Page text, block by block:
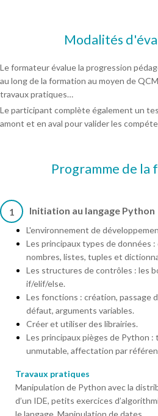
Modalités
Le formateur évalue la progression
au long de la formation au moyen de
travaux pratiques…
Le participant complète également un
amont et en aval pour valider les
Programme de la
1 Initiation au langage Python
L'environnement de
Les principaux types de données :
nombres, listes, tuples et
Les structures de contrôles : les
if/elif/else.
Les fonctions : création, passage
défaut, arguments variables.
Créer et utiliser des librairies.
Les principaux pièges de Python
unmutable, affectation par
Travaux pratiques
Manipulation de Python avec la
d’un IDE, petits exercices
le langage. Manipulation de dates.